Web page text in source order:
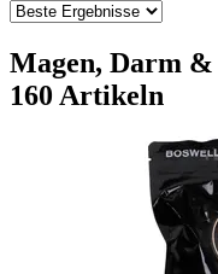
Magen, Darm &
160 Artikeln